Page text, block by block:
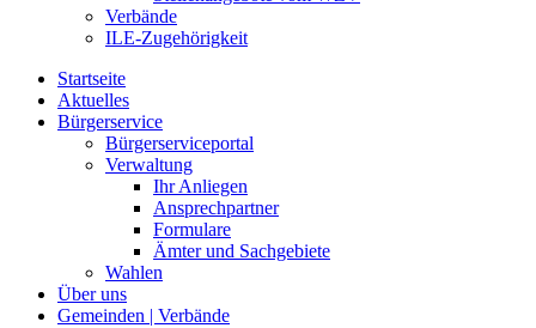
Verbände
ILE-Zugehörigkeit
Startseite
Aktuelles
Bürgerservice
Bürgerserviceportal
Verwaltung
Ihr Anliegen
Ansprechpartner
Formulare
Ämter und Sachgebiete
Wahlen
Über uns
Gemeinden | Verbände